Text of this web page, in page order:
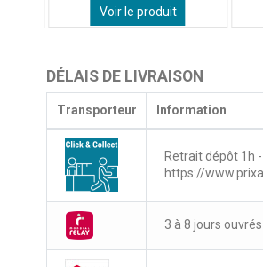
Voir le produit
DÉLAIS DE LIVRAISON
Transporteur Information
Retrait dépôt 1h
https://
3 à 8 jours